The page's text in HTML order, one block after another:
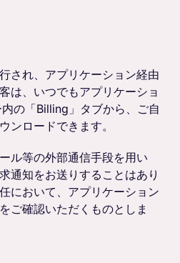
され、アプリケーション経由
は、いつでもアプリケーショ
の「Billing」タブから、ご自
ンロードできます。
ル等の外部通信手段を用い
通知をお送りすることはあり
において、アプリケーション
ご確認いただくものとしま